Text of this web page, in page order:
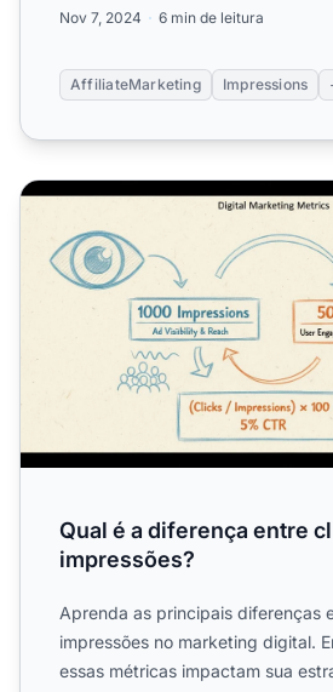
Nov 7, 2024 6 min de leitura
AffiliateMarketing Impressions
Qual é a diferença entre cliques e
Qual é a diferença entre
impressões?
Aprenda as principais diferenças
impressões no marketing digital.
essas métricas impactam sua